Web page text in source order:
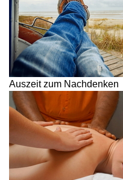
Auszeit zum Nachdenken